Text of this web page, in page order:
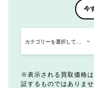
今
表示される買取価格
証するものではありませ